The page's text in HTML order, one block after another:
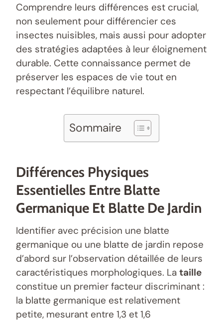
Comprendre leurs différences est crucial,
non seulement pour différencier ces
insectes nuisibles, mais aussi pour adopter
des stratégies adaptées à leur éloignement
durable. Cette connaissance permet de
préserver les espaces de vie tout en
respectant l’équilibre naturel.
Sommaire
Différences Physiques
Essentielles Entre Blatte
Germanique Et Blatte De Jardin
Identifier avec précision une blatte
germanique ou une blatte de jardin repose
d’abord sur l’observation détaillée de leurs
caractéristiques morphologiques. La taille
constitue un premier facteur discriminant :
la blatte germanique est relativement
petite, mesurant entre 1,3 et 1,6